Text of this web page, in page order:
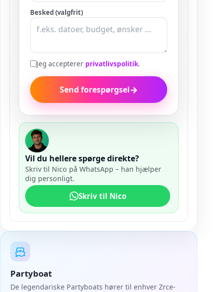
Besked (valgfrit)
Jeg accepterer privatlivspolitik.
Send forespørgsel→
Vil du hellere spørge direkte?
Skriv til Nico på WhatsApp – han hjælper
dig personligt.
Skriv til Nico
Partyboat
De legendariske Partyboats hører til enhver Zrce-